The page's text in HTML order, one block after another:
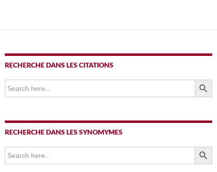
RECHERCHE DANS LES CITATIONS
Search
for:
SEARCH
RECHERCHE DANS LES SYNOMYMES
Search
for:
SEARCH